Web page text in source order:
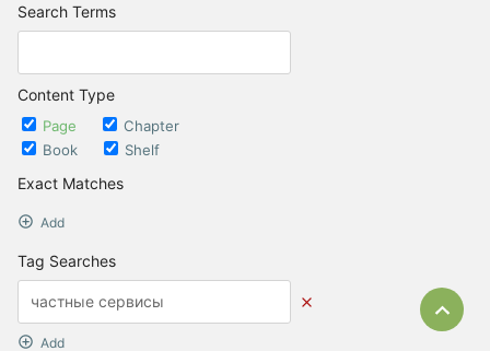
Search Terms
Content Type
Page
Chapter
Book
Shelf
Exact Matches
Add
Tag Searches
Add